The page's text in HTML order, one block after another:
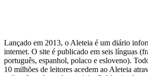
Lançado em 2013, o Aleteia é um diário
internet. O site é publicado em seis línguas
português, espanhol, polaco e esloveno).
10 milhões de leitores acedem ao Aleteia